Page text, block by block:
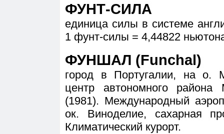
ФУНТ-СИЛА
единица силы в системе
1 фунт-силы = 4,44822
ФУНШАЛ (Funchal)
город в Португалии, на о.
центр автономного
(1981). Международный
ок. Виноделие, сахарная
Климатический курорт.